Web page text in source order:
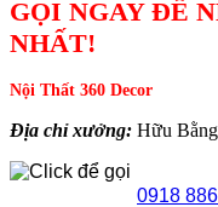
GỌI NGAY ĐỂ
NHẤT!
Nội Thất 360 Decor
Địa chỉ xưởng: Hữu
0918